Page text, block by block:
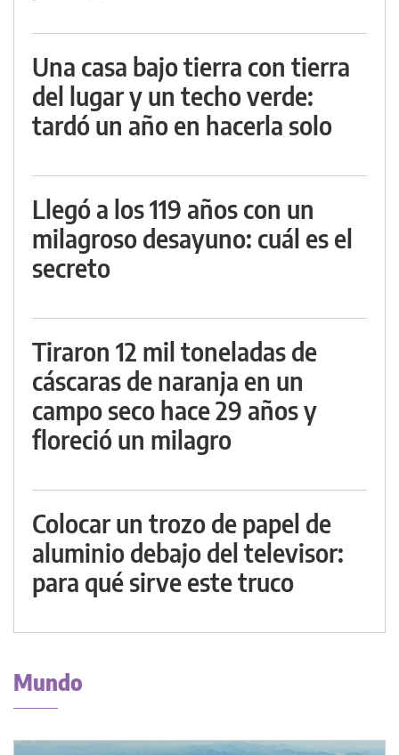
Una casa bajo tierra con tierra
del lugar y un techo verde:
tardó un año en hacerla solo
Llegó a los 119 años con un
milagroso desayuno: cuál es el
secreto
Tiraron 12 mil toneladas de
cáscaras de naranja en un
campo seco hace 29 años y
floreció un milagro
Colocar un trozo de papel de
aluminio debajo del televisor:
para qué sirve este truco
Mundo